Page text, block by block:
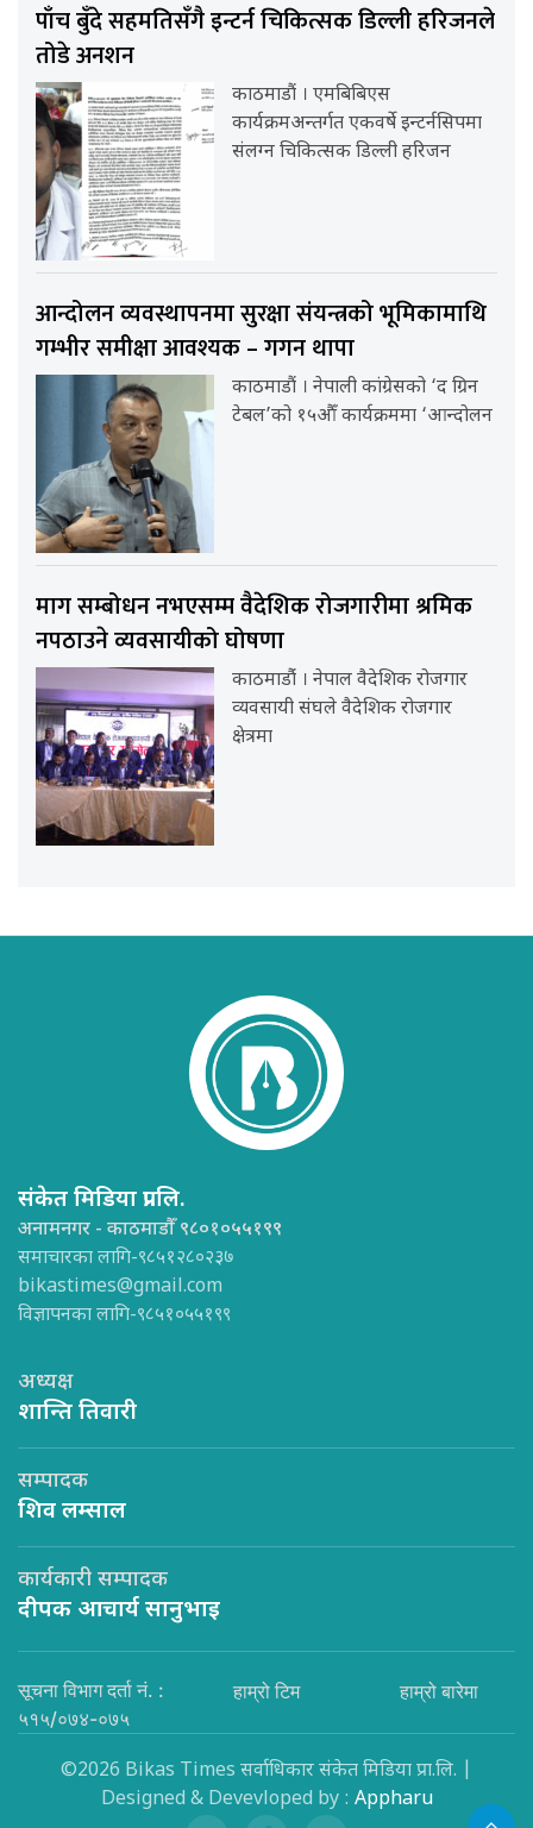
पाँच बुँदे सहमतिसँगै इन्टर्न चिकित्सक डिल्ली हरिजनले
तोडे अनशन
काठमाडौं । एमबिबिएस
कार्यक्रमअन्तर्गत एकवर्षे इन्टर्नसिपमा
संलग्न चिकित्सक डिल्ली हरिजन
आन्दोलन व्यवस्थापनमा सुरक्षा संयन्त्रको भूमिकामाथि
गम्भीर समीक्षा आवश्यक – गगन थापा
काठमाडौं । नेपाली कांग्रेसको ‘द ग्रिन
टेबल’को १५औँ कार्यक्रममा ‘आन्दोलन
माग सम्बोधन नभएसम्म वैदेशिक रोजगारीमा श्रमिक
नपठाउने व्यवसायीको घोषणा
काठमाडौंं । नेपाल वैदेशिक रोजगार
व्यवसायी संघले वैदेशिक रोजगार
क्षेत्रमा
संकेत मिडिया प्रा.लि.
अनामनगर - काठमाडौँ ९८०१०५५१९९
समाचारका लागि-९८५१२८०२३७
bikastimes@gmail.com
विज्ञापनका लागि-९८५१०५५१९९
अध्यक्ष
शान्ति तिवारी
सम्पादक
शिव लम्साल
कार्यकारी सम्पादक
दीपक आचार्य सानुभाइ
सूचना विभाग दर्ता नं. :
५१५/०७४-०७५
हाम्रो टिम हाम्रो बारेमा
©2026 Bikas Times सर्वाधिकार संकेत मिडिया प्रा.लि. |
Designed & Devevloped by : Appharu